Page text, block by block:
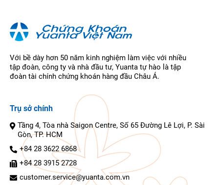
Với bề dày hơn 50 năm kinh nghiệm làm việc với nhiều
tập đoàn, công ty và nhà đầu tư, Yuanta tự hào là tập
đoàn tài chính chứng khoán hàng đầu Châu Á.
Trụ sở chính
Tầng 4, Tòa nhà Saigon Centre, Số 65 Đường Lê Lợi, P. Sài
Gòn, TP. HCM
+84 28 3622 6868
+84 28 3915 2728
customer.service@yuanta.com.vn